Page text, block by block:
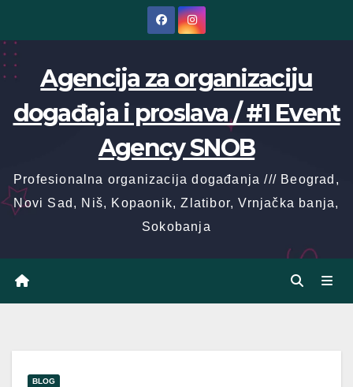
content
Agencija za organizaciju
događaja i proslava / #1 Event
Agency SNOB
Profesionalna organizacija događanja /// Beograd,
Novi Sad, Niš, Kopaonik, Zlatibor, Vrnjačka banja,
Sokobanja
BLOG